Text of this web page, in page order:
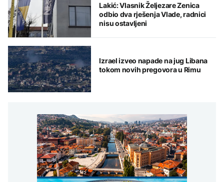
Lakić: Vlasnik Željezare Zenica
odbio dva rješenja Vlade, radnici
nisu ostavljeni
Izrael izveo napade na jug Libana
tokom novih pregovora u Rimu